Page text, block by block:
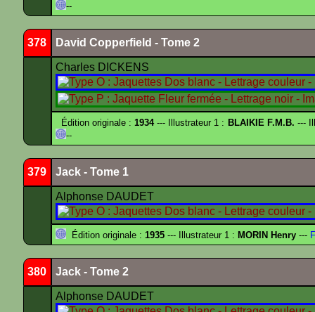
--
378 David Copperfield - Tome 2
Charles DICKENS
Édition originale :1934--- Illustrateur 1 : BLAIKIE F.M.B. ---
--
379 Jack - Tome 1
Alphonse DAUDET
Édition originale : 1935 --- Illustrateur 1 : MORIN Henry ---
380 Jack - Tome 2
Alphonse DAUDET